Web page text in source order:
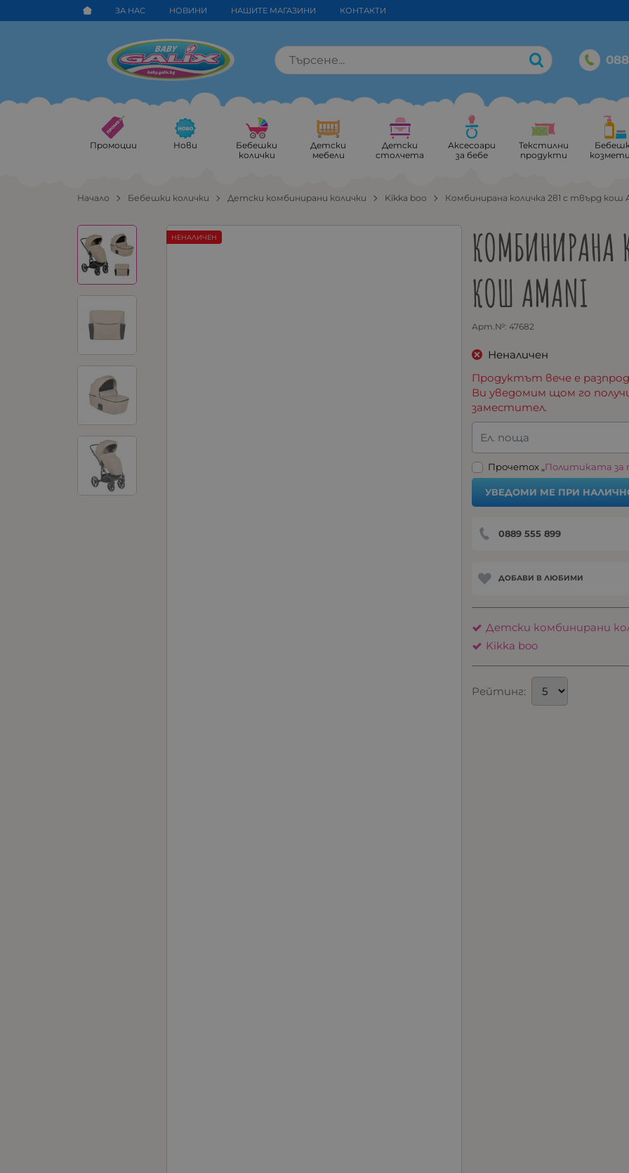
ЗА НАС НОВИНИ НАШИТЕ МАГАЗИНИ КОНТАКТИ
Промоции Нови
Бебешки
колички
Детски
мебели
Детски
столчета
Аксесоари
за бебе
Текстилни
продукти
Начало Бебешки колички Детски комбинирани колички Kikka boo Комбинирана количка 2в1 с твърд кош
КОМБИНИРАНА
КОШ AMANI
Арт.№: 47682
НЕНАЛИЧЕН
Неналичен
Продуктът вече е
Ви уведомим щом го
заместител.
Ел. поща
Прочетох „Политиката за
УВЕДОМИ МЕ ПРИ
0889 555 899
ДОБАВИ В ЛЮБИМИ
Детски комбинирани
Kikka boo
Рейтинг: